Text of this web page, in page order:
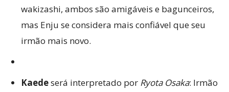
wakizashi, ambos são amigáveis e bagunceiros,
mas Enju se considera mais confiável que seu
irmão mais novo.
Kaedeserá interpretado por Ryota Osaka: Irmão